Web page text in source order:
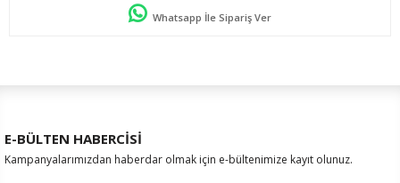
Whatsapp İle Sipariş Ver
E-BÜLTEN HABERCİSİ
Kampanyalarımızdan haberdar olmak için e-bültenimize kayıt olunuz.